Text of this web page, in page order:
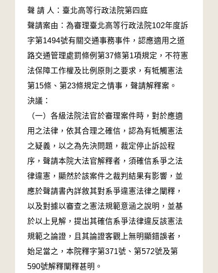
聲 請 人：臺北高等行政法院第四庭
聲請案由：為審理臺北高等行政法院102年度訴
字第1494號有關交通事務事件，認應適用之道
路交通管理處罰條例第37條第1項規定，不符憲
法保障工作權及比例原則之要求，有牴觸憲法
第15條、第23條規定之情事，聲請解釋案。
決議：
（一）各級法院法官於審理案件時，對於應適
用之法律，依其合理之確信，認為有牴觸憲法
之疑義，以之為先決問題，裁定停止訴訟程
序，聲請本院大法官解釋者，須確信系爭之法
律違憲，顯然於該案件之裁判結果有影響，並
應於聲請書內詳敘其對系爭違憲法律之闡釋，
以及對據以審查之憲法規範意涵之說明，並基
於以上見解，提出其確信系爭法律違反該憲法
規範之論證，且其論證客觀上無明顯錯誤者，
始足當之，本院釋字第371號、第572號及第
590號解釋闡釋甚明。